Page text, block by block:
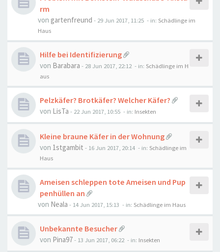
rm
von gartenfreund - 29 Jun 2017, 11:25 - in: Schädlinge im
Haus
Hilfe bei Identifizierung
von Barabara - 28 Jun 2017, 22:12 - in: Schädlinge im H
aus
Pelzkäfer? Brotkäfer? Welcher Käfer?
von LisTa - 22 Jun 2017, 10:55 - in: Insekten
Kleine braune Käfer in der Wohnung
von 1stgambit - 16 Jun 2017, 20:14 - in: Schädlinge im
Haus
Ameisen schleppen tote Ameisen und Pup
penhüllen an
von Neala - 14 Jun 2017, 15:13 - in: Schädlinge im Haus
Unbekannte Besucher
von Pina97- 13 Jun 2017, 06:22 - in: Insekten